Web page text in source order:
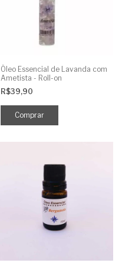
Óleo Essencial de Lavanda com
Ametista - Roll-on
R$39,90